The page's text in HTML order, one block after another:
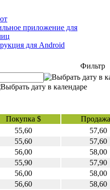
приложение для
для Android
Фильтр
Покупка $
55,60
57,60
55,60
57,60
56,00
58,00
55,90
57,90
56,00
58,00
56,60
58,60